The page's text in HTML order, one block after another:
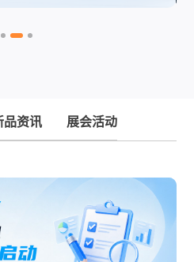
品资讯 展会活动